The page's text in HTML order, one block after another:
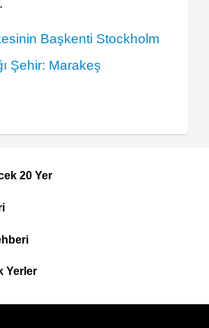
Başkenti Stockholm
Şehir: Marakeş
20 Yer
Yerler